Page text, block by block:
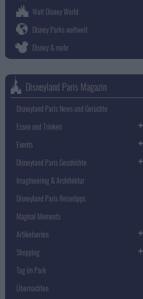
Walt Disney World
Disney Parks weltweit
Disney & mehr
Disneyland Paris Magazin
Disneyland Paris News und Gerüchte
Essen und Trinken
Events
Disneyland Paris Geschichte
Imagineering & Architektur
Disneyland Paris Reisetipps
Magical Moments
Artikelserien
Shopping
Tag im Park
Übernachten